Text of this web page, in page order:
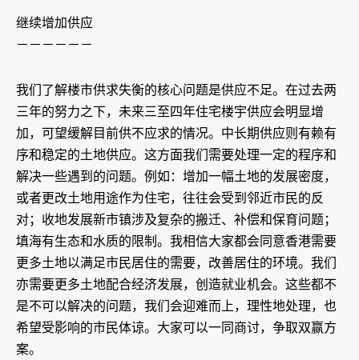
继续增加供应
－－－－－－
我们了解楼市供求失衡的核心问题是供应不足。在过去两
三年的努力之下，未来三至四年住宅楼宇供应会明显增
加，可望缓解目前供不应求的情况。中长期供应则有赖有
序和稳定的土地供应。这方面我们需要处理一定的程序和
解决一些遇到的问题。例如：增加一幅土地的发展密度，
或者更改土地用途作为住宅，往往会受到邻近市民的反
对；收地发展新市镇涉及复杂的搬迁、补偿和保育问题；
填海有生态和水质的限制。我相信大家都会同意香港需要
更多土地以满足市民居住的需要，改善居住的环境。我们
亦需要更多土地配合经济发展，创造就业机会。这些都不
是不可以解决的问题，我们会迎难而上，理性地处理，也
希望受影响的市民体谅。大家可以一同商讨，争取双赢方
案。